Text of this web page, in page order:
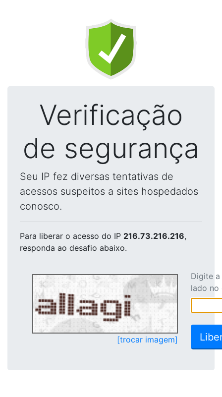
Verificação
de segurança
Seu IP fez diversas tentativas de
acessos suspeitos a sites hospedados
conosco.
Para liberar o acesso do IP 216.73.216.216,
responda ao desafio abaixo.
[trocar imagem]
Digite
lado no